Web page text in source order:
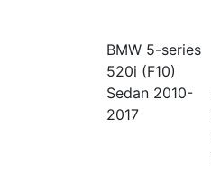
BMW 5-series
520i (F10)
Sedan 2010-
2017